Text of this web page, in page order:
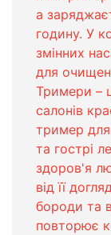
а
годину. У
змінних
для
Тримери –
салонів
тример
та гострі
здоров'я
від її
бороди та
повторює